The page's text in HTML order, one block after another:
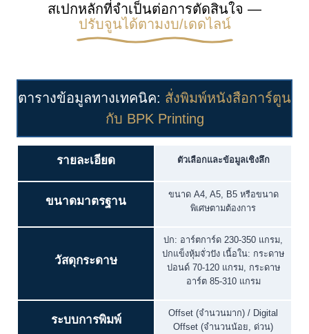
สเปกหลักที่จำเป็นต่อการตัดสินใจ —
ปรับจูนได้ตามงบ/เดดไลน์
ตารางข้อมูลทางเทคนิค: สั่งพิมพ์หนังสือการ์ตูน
กับ BPK Printing
รายละเอียด ตัวเลือกและข้อมูลเชิงลึก
ขนาดมาตรฐาน
ขนาด A4, A5, B5 หรือขนาด
พิเศษตามต้องการ
วัสดุกระดาษ
ปก: อาร์ตการ์ด 230-350 แกรม,
ปกแข็งหุ้มจั่วปัง เนื้อใน: กระดาษ
ปอนด์ 70-120 แกรม, กระดาษ
อาร์ต 85-310 แกรม
ระบบการพิมพ์
Offset (จำนวนมาก) / Digital
Offset (จำนวนน้อย, ด่วน)